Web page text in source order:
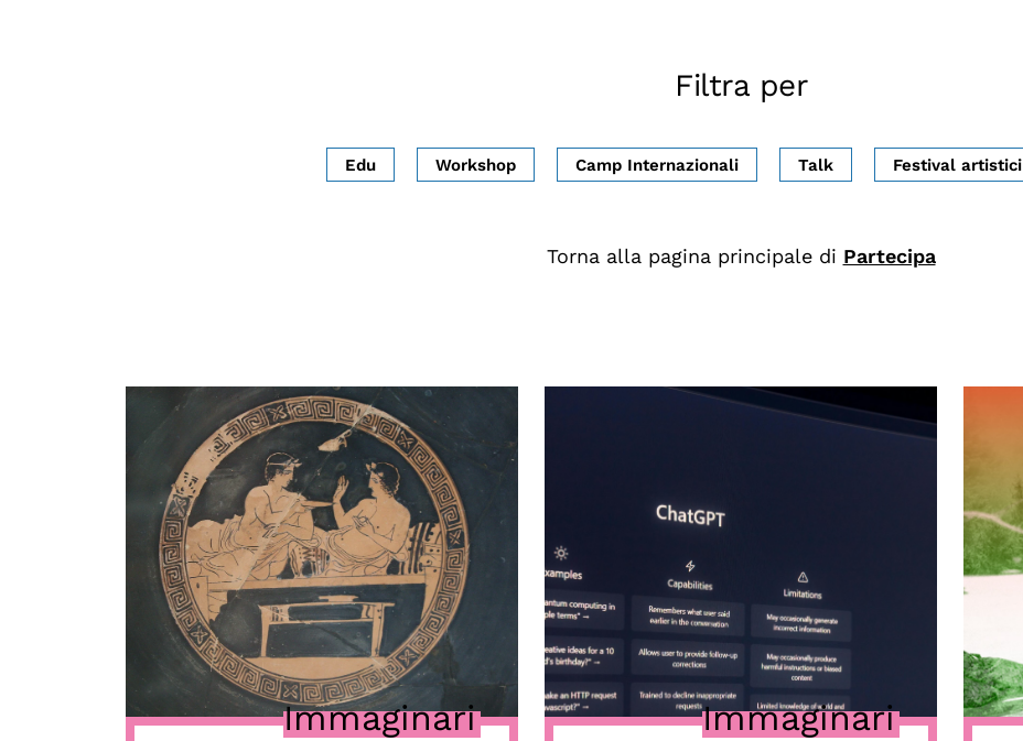
Filtra per
Edu Workshop Camp Internazionali Talk Festival artistici
Torna alla pagina principale di Partecipa
Immaginari Immaginari